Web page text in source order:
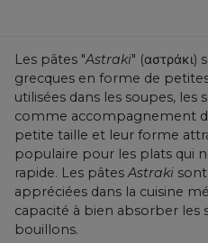
Les pâtes "Astraki"
grecques en forme de
utilisées dans les soupes, les
comme accompagnement
petite taille et leur forme
populaire pour les plats qui
rapide. Les pâtes Astraki
appréciées dans la cuisine
capacité à bien absorber les
bouillons.